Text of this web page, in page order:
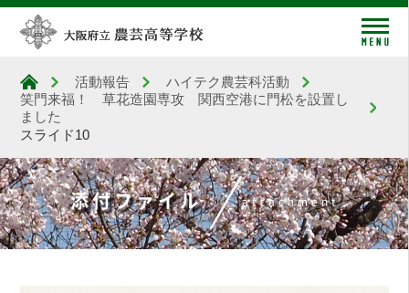
大阪府立農芸高等学校
活動報告
ハイテク農芸科活動
笑門来福！ 草花造園専攻 関西空港に門松を設置し
ました
スライド10
添付ファイル attachment